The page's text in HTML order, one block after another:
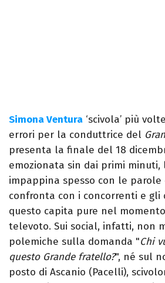
Simona Ventura ‘scivola’ più
errori per la conduttrice del
presenta la finale del 18
emozionata sin dai primi minuti,
impappina spesso con le parole
confronta con i concorrenti e gli
questo capita pure nel
televoto. Sui social, infatti, non
polemiche sulla domanda "Chi
questo Grande fratello?", né sul
posto di Ascanio (Pacelli),